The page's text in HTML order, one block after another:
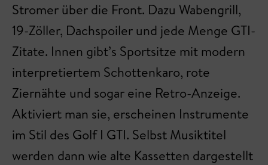
Stromer über die Front. Dazu Wabengrill,
19-Zöller, Dachspoiler und jede Menge GTI-
Zitate. Innen gibt’s Sportsitze mit modern
interpretiertem Schottenkaro, rote
Ziernähte und sogar eine Retro-Anzeige.
Aktiviert man sie, erscheinen Instrumente
im Stil des Golf I GTI. Selbst Musiktitel
werden dann wie alte Kassetten dargestellt